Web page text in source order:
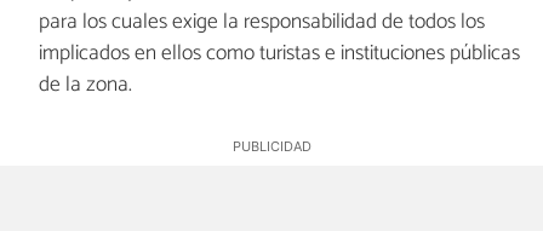
para los cuales exige la responsabilidad de todos los
implicados en ellos como turistas e instituciones públicas
de la zona.